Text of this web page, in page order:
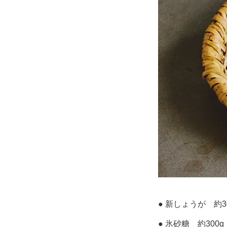
● 新しょうが 約
● 氷砂糖 約300g